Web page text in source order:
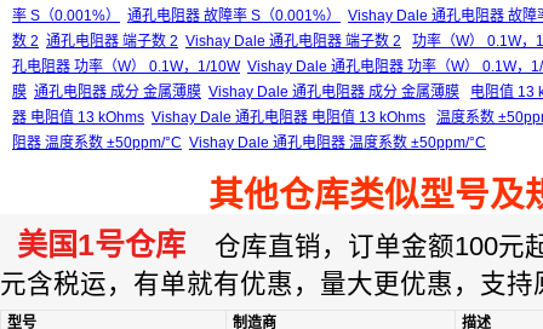
率 S（0.001%）
通孔电阻器 故障率 S（0.001%）
Vishay Dale 通孔电阻器 故障
数 2 通孔电阻器 端子数 2 Vishay Dale 通孔电阻器 端子数 2
功率（W） 0.1W，
孔电阻器 功率（W） 0.1W，1/10W Vishay Dale 通孔电阻器 功率（W） 0.1W，
膜 通孔电阻器 成分 金属薄膜 Vishay Dale 通孔电阻器 成分 金属薄膜
电阻值 13
器 电阻值 13 kOhms Vishay Dale 通孔电阻器 电阻值 13 kOhms
温度系数
阻器 温度系数 ±50ppm/°C Vishay Dale 通孔电阻器 温度系数 ±50ppm/°C
其他仓库类似型号及
美国1号仓库 仓库直销，订单金额100元
元含税运，有单就有优惠，量大更优惠，支持
型号 制造商 描述